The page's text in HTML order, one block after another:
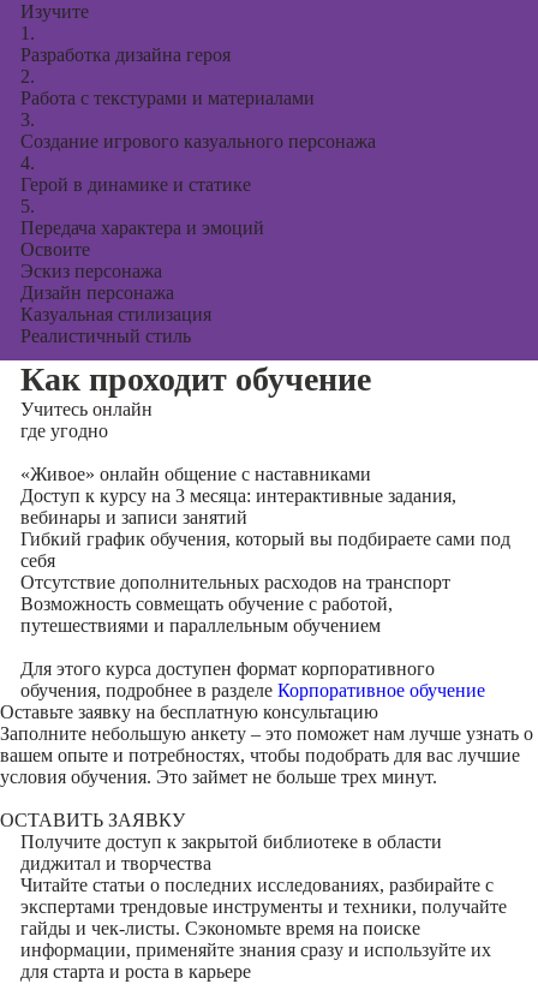
Изучите
1.
Разработка дизайна героя
2.
Работа с текстурами и материалами
3.
Создание игрового казуального персонажа
4.
Герой в динамике и статике
5.
Передача характера и эмоций
Освоите
Эскиз персонажа
Дизайн персонажа
Казуальная стилизация
Реалистичный стиль
Как проходит обучение
Учитесь онлайн
где угодно
«Живое» онлайн общение с наставниками
Доступ к курсу на 3 месяца: интерактивные задания,
вебинары и записи занятий
Гибкий график обучения, который вы подбираете сами под
себя
Отсутствие дополнительных расходов на транспорт
Возможность совмещать обучение с работой,
путешествиями и параллельным обучением
Для этого курса доступен формат корпоративного
обучения, подробнее в разделе Корпоративное обучение
Оставьте заявку на бесплатную консультацию
Заполните небольшую анкету – это поможет нам лучше узнать о
вашем опыте и потребностях, чтобы подобрать для вас лучшие
условия обучения. Это займет не больше трех минут.
ОСТАВИТЬ ЗАЯВКУ
Получите доступ к закрытой библиотекев области
диджитал и творчества
Читайте статьи о последних исследованиях, разбирайте с
экспертами трендовые инструменты и техники, получайте
гайды и чек-листы. Сэкономьте время на поиске
информации, применяйте знания сразу и используйте их
для старта и роста в карьере